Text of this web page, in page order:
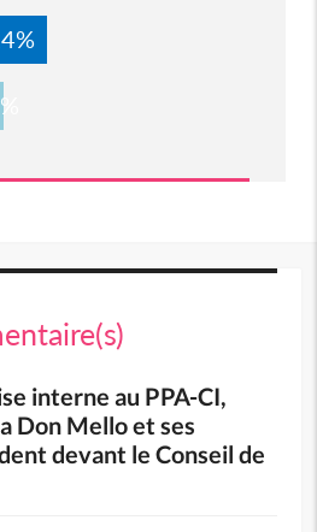
interne au PPA-CI,
Don Mello et ses
devant le Conseil de